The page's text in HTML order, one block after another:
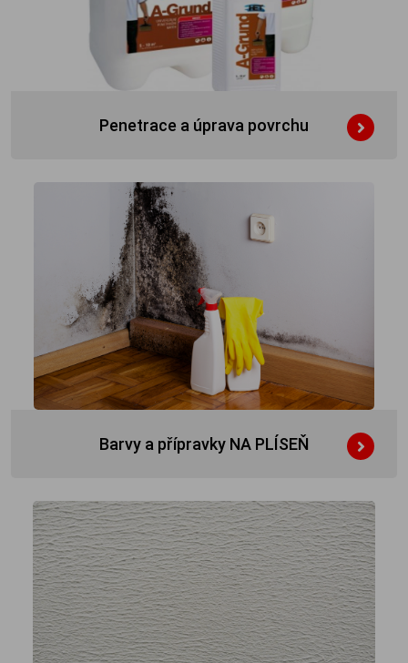
Penetrace a úprava povrchu
Barvy a přípravky NA PLÍSEŇ